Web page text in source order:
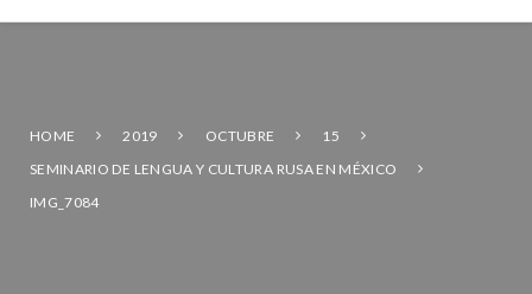
HOME 2019 OCTUBRE
15
SEMINARIO DE LENGUA Y CULTURA RUSA EN MÉXICO
IMG_7084